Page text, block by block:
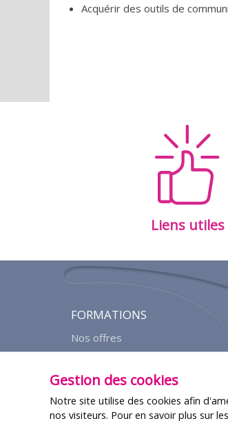
Acquérir des outils de
Liens utiles
FORMATIONS
Nos offres
Gestion des cookies
Notre site utilise des cookies afin
nos visiteurs. Pour en savoir plus sur